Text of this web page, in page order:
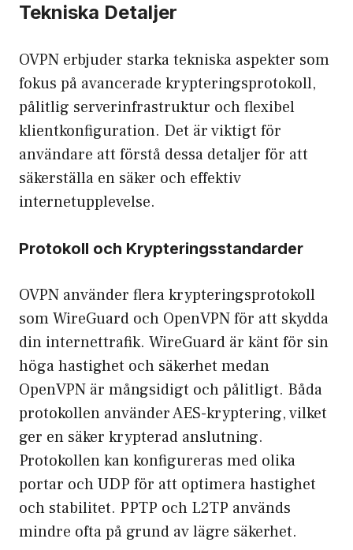
Tekniska Detaljer
OVPN erbjuder starka tekniska aspekter som
fokus på avancerade krypteringsprotokoll,
pålitlig serverinfrastruktur och flexibel
klientkonfiguration. Det är viktigt för
användare att förstå dessa detaljer för att
säkerställa en säker och effektiv
internetupplevelse.
Protokoll och Krypteringsstandarder
OVPN använder flera krypteringsprotokoll
som WireGuard och OpenVPN för att skydda
din internettrafik. WireGuard är känt för sin
höga hastighet och säkerhet medan
OpenVPN är mångsidigt och pålitligt. Båda
protokollen använder AES-kryptering, vilket
ger en säker krypterad anslutning.
Protokollen kan konfigureras med olika
portar och UDP för att optimera hastighet
och stabilitet. PPTP och L2TP används
mindre ofta på grund av lägre säkerhet.